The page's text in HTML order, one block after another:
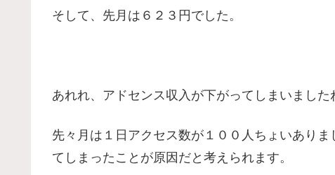
そして、先月は６２３円でした。
あれれ、アドセンス収入が下がってしまいました
先々月は１日アクセス数が１００人ちょいあり
てしまったことが原因だと考えられます。